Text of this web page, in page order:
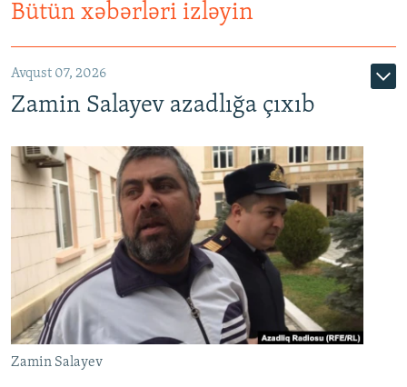
Bütün xəbərləri izləyin
Avqust 07, 2026
Zamin Salayev azadlığa çıxıb
Zamin Salayev